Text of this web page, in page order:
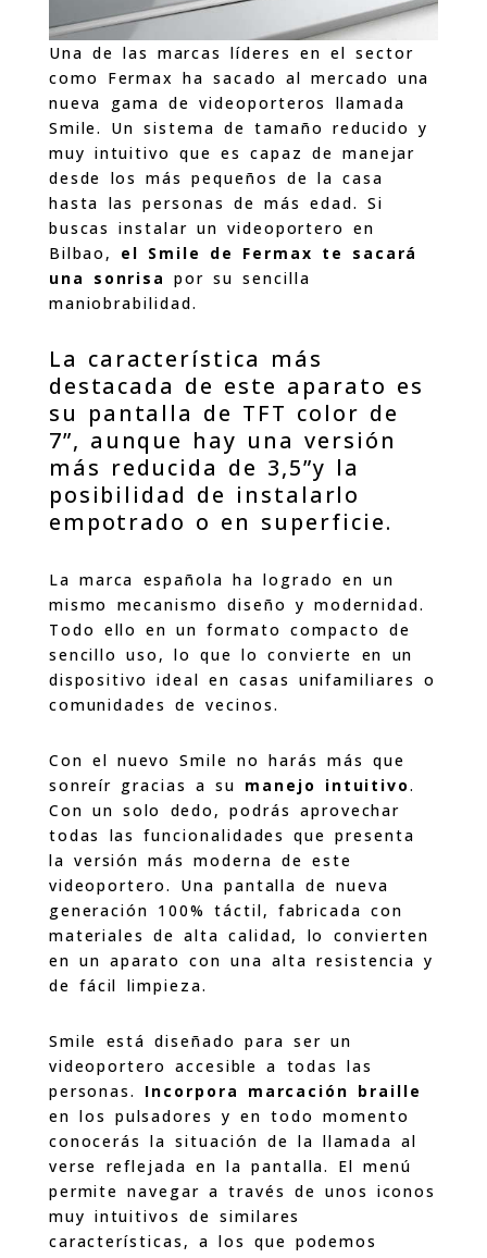
Una de las marcas líderes en el sector
como Fermax ha sacado al mercado una
nueva gama de videoporteros llamada
Smile. Un sistema de tamaño reducido y
muy intuitivo que es capaz de manejar
desde los más pequeños de la casa
hasta las personas de más edad. Si
buscas instalar un videoportero en
Bilbao, el Smile de Fermax te sacará
una sonrisa por su sencilla
maniobrabilidad.
La característica más
destacada de este aparato es
su pantalla de TFT color de
7”, aunque hay una versión
más reducida de 3,5”y la
posibilidad de instalarlo
empotrado o en superficie.
La marca española ha logrado en un
mismo mecanismo diseño y modernidad.
Todo ello en un formato compacto de
sencillo uso, lo que lo convierte en un
dispositivo ideal en casas unifamiliares o
comunidades de vecinos.
Con el nuevo Smile no harás más que
sonreír gracias a su manejo intuitivo.
Con un solo dedo, podrás aprovechar
todas las funcionalidades que presenta
la versión más moderna de este
videoportero. Una pantalla de nueva
generación 100% táctil, fabricada con
materiales de alta calidad, lo convierten
en un aparato con una alta resistencia y
de fácil limpieza.
Smile está diseñado para ser un
videoportero accesible a todas las
personas. Incorpora marcación braille
en los pulsadores y en todo momento
conocerás la situación de la llamada al
verse reflejada en la pantalla. El menú
permite navegar a través de unos iconos
muy intuitivos de similares
características, a los que podemos